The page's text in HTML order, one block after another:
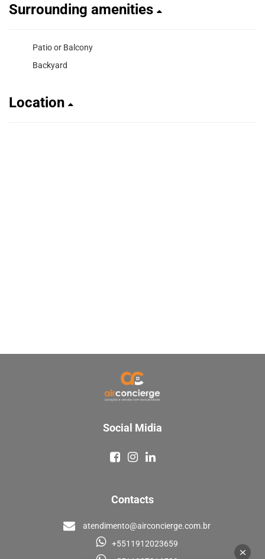
Surrounding amenities
Patio or Balcony
Backyard
Location
Social Midia
Contacts
atendimento@airconcierge.com.br
+5511912023659